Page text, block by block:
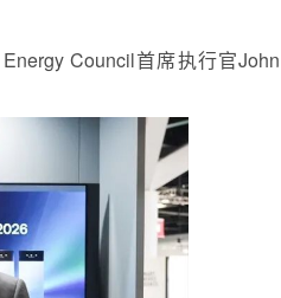
Council首席执行官John